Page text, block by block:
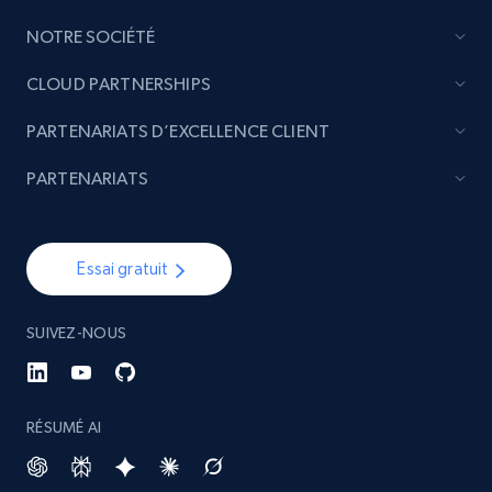
specified keywords
Reviews count shop, Reviews count item, Initial
1.9K+
Etsy - Collects data from shop's URL
Reviews count shop, Reviews count item, Initial
price, and more.
1.9K+
NOTRE SOCIÉTÉ
Essai gratuit
SUIVEZ-NOUS
RÉSUMÉ AI
CLOUD PARTNERSHIPS
PARTENARIATS D’EXCELLENCE CLIENT
PARTENARIATS